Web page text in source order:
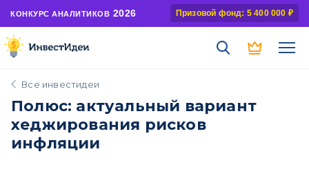
КОНКУРС АНАЛИТИКОВ 2026 Призовой фонд: 5 400 000 ₽
Все инвестидеи
Полюс: актуальный вариант
хеджирования рисков
инфляции